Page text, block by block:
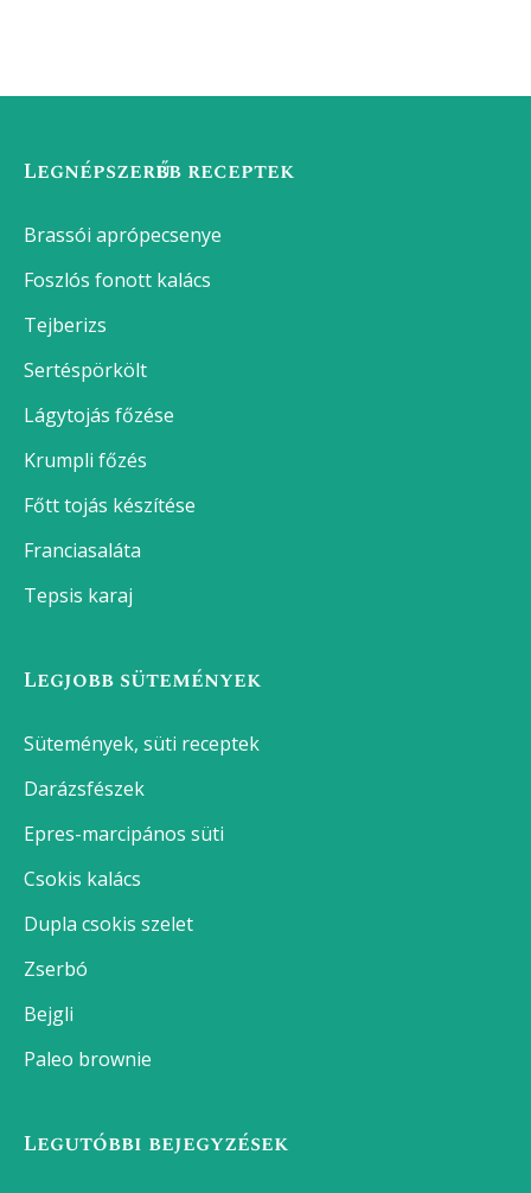
Legnépszerűbb receptek
Brassói aprópecsenye
Foszlós fonott kalács
Tejberizs
Sertéspörkölt
Lágytojás főzése
Krumpli főzés
Főtt tojás készítése
Franciasaláta
Tepsis karaj
Legjobb sütemények
Sütemények, süti receptek
Darázsfészek
Epres-marcipános süti
Csokis kalács
Dupla csokis szelet
Zserbó
Bejgli
Paleo brownie
Legutóbbi bejegyzések